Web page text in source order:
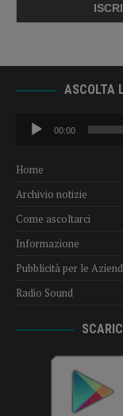
ASCOLTA
Audio
Player
00:00
Home
Archivio notizie
Come ascoltarci
Informazione
Pubblicità per le
Radio Sound